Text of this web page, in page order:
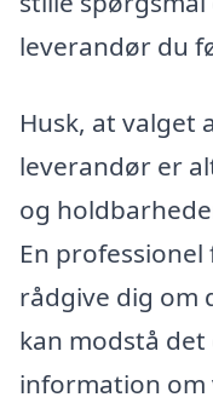
leverandør du
Husk, at valget
leverandør er
og
En
rådgive dig om
kan modstå det
information om